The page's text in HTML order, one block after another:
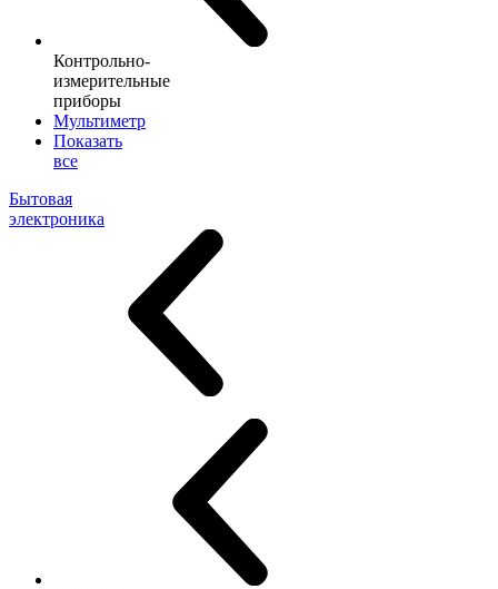
Контрольно-
измерительные
приборы
Мультиметр
Показать
все
Бытовая
электроника